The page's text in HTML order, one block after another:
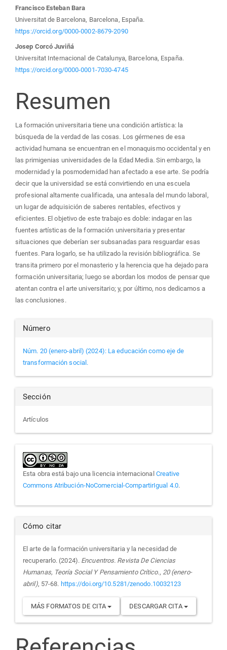
Contenido
principal
del
artículo
Francisco Esteban Bara
Universitat de Barcelona, Barcelona, España.
https://orcid.org/0000-0002-8679-2090
Josep Corcó Juviñá
Universitat Internacional de Catalunya, Barcelona, España.
https://orcid.org/0000-0001-7030-4745
Resumen
La formación universitaria tiene una condición artística: la
búsqueda de la verdad de las cosas. Los gérmenes de esa
actividad humana se encuentran en el monaquismo occidental y en
las primigenias universidades de la Edad Media. Sin embargo, la
modernidad y la posmodernidad han afectado a ese arte. Se podría
decir que la universidad se está convirtiendo en una escuela
profesional altamente cualificada, una antesala del mundo laboral,
un lugar de adquisición de saberes rentables, efectivos y
eficientes. El objetivo de este trabajo es doble: indagar en las
fuentes artísticas de la formación universitaria y presentar
situaciones que deberían ser subsanadas para resguardar esas
fuentes. Para logarlo, se ha utilizado la revisión bibliográfica. Se
transita primero por el monasterio y la herencia que ha dejado para
formación universitaria; luego se abordan los modos de pensar que
atentan contra el arte universitario; y, por último, nos dedicamos a
las conclusiones.
Detalles
del
artículo
Número
Núm. 20 (enero-abril) (2024): La educación como eje de
transformación social.
Sección
Artículos
Esta obra está bajo una licencia internacional Creative
Commons Atribución-NoComercial-CompartirIgual 4.0.
Cómo citar
El arte de la formación universitaria y la necesidad de
recuperarlo. (2024). Encuentros. Revista De Ciencias
Humanas, Teoría Social Y Pensamiento Crítico., 20 (enero-
abril), 57-68. https://doi.org/10.5281/zenodo.10032123
MÁS FORMATOS DE CITA DESCARGAR CITA